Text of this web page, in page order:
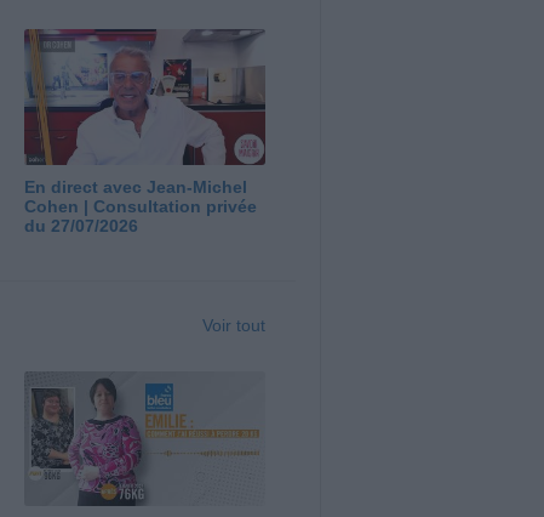
En direct avec Jean-Michel
Cohen | Consultation privée
du 27/07/2026
Voir tout